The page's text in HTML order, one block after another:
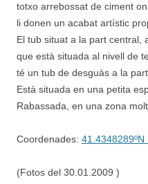
totxo arrebossat de ciment
li donen un acabat artístic
El tub situat a la part central,
que està situada al nivell de
té un tub de desguàs a la
Està situada en una petita
Rabassada, en una zona
Coordenades: 41.4348289ºN
(Fotos del 30.01.2009 )